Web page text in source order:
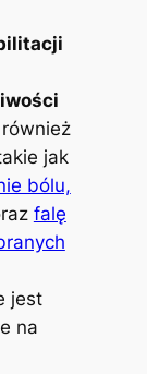
jak
bólu,
falę
jest
na